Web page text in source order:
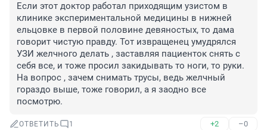
Если этот доктор работал приходящим узистом в
клинике экспериментальной медицины в нижней
ельцовке в первой половине девяностых, то дама
говорит чистую правду. Тот извращенец умудрялся
УЗИ желчного делать , заставляя пациенток снять с
себя все, и тоже просил закидывать то ноги, то руки.
На вопрос , зачем снимать трусы, ведь желчный
гораздо выше, тоже говорил, а я заодно все
посмотрю.
ОТВЕТИТЬ 1 +2 –0